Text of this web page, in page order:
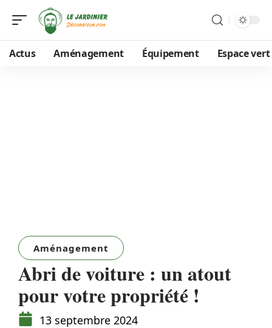
Actus Aménagement Équipement Espace vert
Aménagement
Abri de voiture : un atout
pour votre propriété !
13 septembre 2024